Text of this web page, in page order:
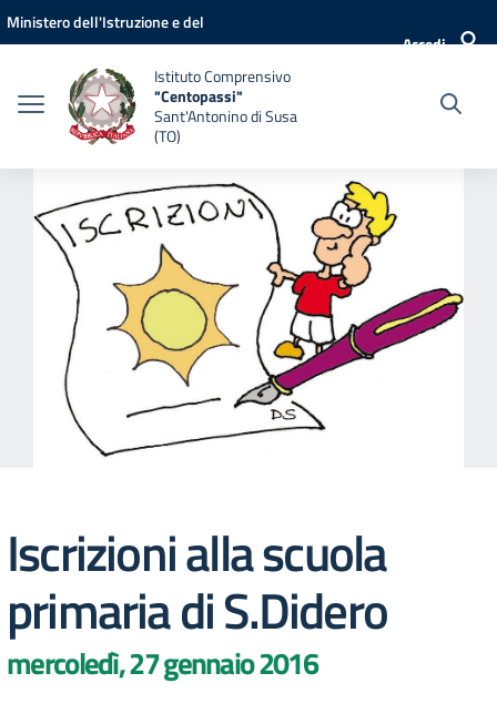
Vai ai contenuti
Vai al menu di navigazione
Vai al footer
Ministero dell'Istruzione e del
Accedi
Istituto Comprensivo
"Centopassi"
Sant'Antonino di Susa
(TO)
Iscrizioni alla scuola
primaria di S.Didero
mercoledì, 27 gennaio 2016